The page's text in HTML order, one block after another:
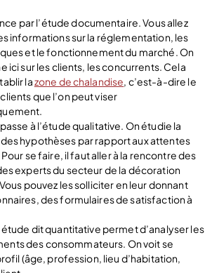
par l’étude documentaire. Vous allez
informations sur la réglementation, les
et le fonctionnement du marché. On
ici sur les clients, les concurrents. Cela
lazone de chalandise, c’est-à-dire le
que l’on peut viser
à l’étude qualitative. On étudie la
hypothèses par rapport aux attentes
se faire, il faut aller à la rencontre des
experts du secteur de la décoration
pouvez les solliciter en leur donnant
des formulaires de satisfaction à
dit quantitative permet d’analyser les
des consommateurs. On voit se
(âge, profession, lieu d’habitation,